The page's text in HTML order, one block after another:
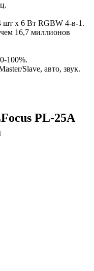
шт х 6 Вт RGBW 4-в-1.
16,7 миллионов
100%.
Slave, авто, звук.
PL-25A